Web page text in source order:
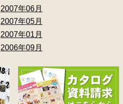
2007年06月
2007年05月
2007年01月
2006年09月